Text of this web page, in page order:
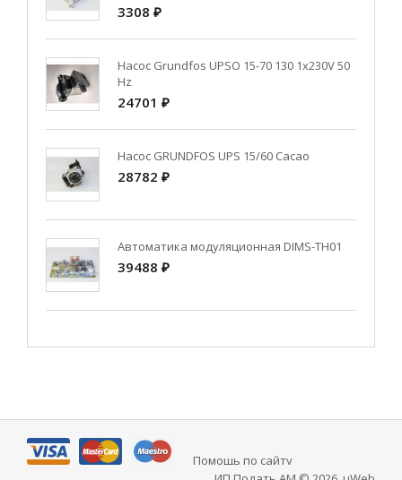
3308 ₽
Насос Grundfos UPSO 15-70 130 1x230V 50
Hz
24701 ₽
Насос GRUNDFOS UPS 15/60 Cacao
28782 ₽
Автоматика модуляционная DIMS-TH01
39488 ₽
Помощь по сайту